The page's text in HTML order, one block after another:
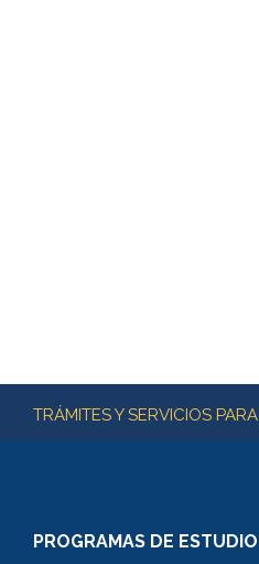
Más información
TRÁMITES Y SERVICIOS PARA
PROGRAMAS DE ESTUDIO